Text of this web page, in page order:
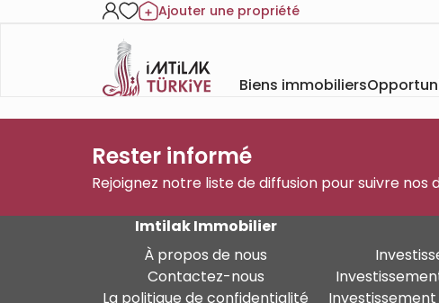
Ajouter une propriété
Biens immobiliers
Rester informé
Rejoignez notre liste de diffusion pour suivre
Imtilak Immobilier
À propos de nous
Contactez-nous
La politique de confidentialité